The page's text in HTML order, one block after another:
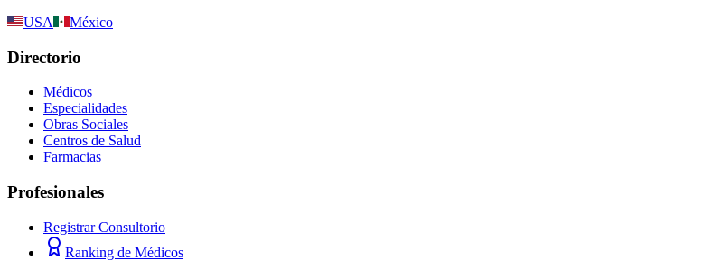
USA
México
Directorio
Médicos
Especialidades
Obras Sociales
Centros de Salud
Farmacias
Profesionales
Registrar Consultorio
Ranking de Médicos